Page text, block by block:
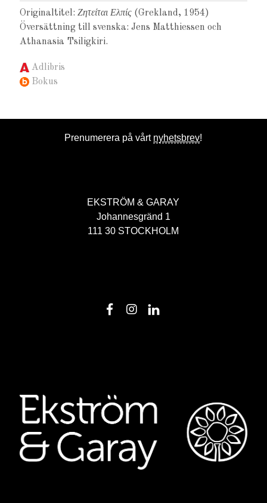
Originaltitel:Ζητείται Ελπίς (Grekland, 1954)
Översättning till svenska: Jens Matthiessen och
Athanasia Tsiligkiri.
Adlibris
Bokus
Prenumerera på vårt nyhetsbrev!
EKSTRÖM & GARAY
Johannesgränd 1
111 30 STOCKHOLM